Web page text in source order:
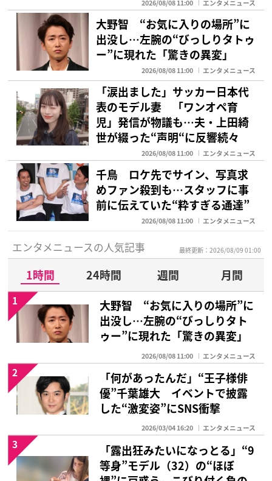
2026/08/08 11:00 エンタメニュース
大野智 “お気に入りの場所”に
出没し…左腕の“びっしりタトゥ
ー”に現れた「驚きの異変」
2026/08/08 11:00 エンタメニュース
「涙出ました」サッカー日本代
表のモデル妻 「ワンオペ育
児」発信が物議も…夫・上田綺
世が綴った“声明“に反響続々
2026/08/08 11:00 エンタメニュース
千鳥 ロケ先でサイン、写真求
めファン殺到も…スタッフに事
前に伝えていた“粋すぎる通達”
2026/08/08 11:00 エンタメニュース
エンタメニュースの人気記事 最終更新：2026/08/09 01:00
1時間 24時間 週間
月間
大野智 “お気に入りの場所”に
出没し…左腕の“びっしりタト
ゥー”に現れた「驚きの異変」
2026/08/08 11:00 エンタメニュース
1
「何があったんだ」“王子様俳
優”千葉雄大 イベントで披露
した“激変姿”にSNS衝撃
2026/03/04 16:20 エンタメニュース
2
「露出狂みたいになっとる」“9
等身”モデル（32）の“ほぼ
3